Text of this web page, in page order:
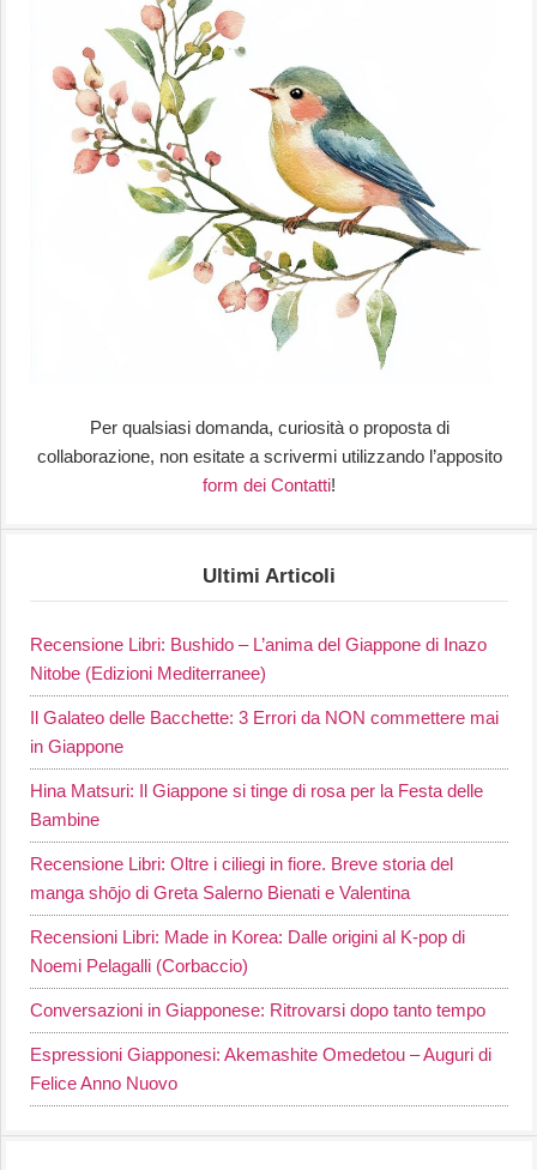
Per qualsiasi domanda, curiosità o proposta di
collaborazione, non esitate a scrivermi utilizzando l’apposito
form dei Contatti!
Ultimi Articoli
Recensione Libri: Bushido – L’anima del Giappone di Inazo
Nitobe (Edizioni Mediterranee)
Il Galateo delle Bacchette: 3 Errori da NON commettere mai
in Giappone
Hina Matsuri: Il Giappone si tinge di rosa per la Festa delle
Bambine
Recensione Libri: Oltre i ciliegi in fiore. Breve storia del
manga shōjo di Greta Salerno Bienati e Valentina
Recensioni Libri: Made in Korea: Dalle origini al K-pop di
Noemi Pelagalli (Corbaccio)
Conversazioni in Giapponese: Ritrovarsi dopo tanto tempo
Espressioni Giapponesi: Akemashite Omedetou – Auguri di
Felice Anno Nuovo